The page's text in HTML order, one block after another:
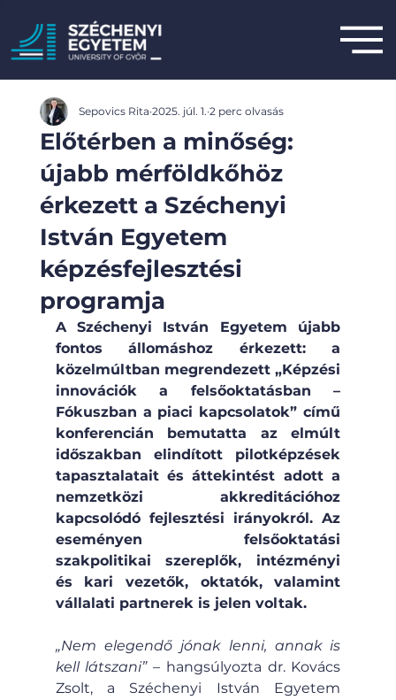
Előtérben a minőség:
újabb mérföldkőhöz
érkezett a Széchenyi
István Egyetem
képzésfejlesztési
programja
Sepovics Rita 2025. júl. 1. 2 perc olvasás
A Széchenyi István Egyetem újabb
fontos állomáshoz érkezett: a
közelmúltban megrendezett „Képzési
innovációk a felsőoktatásban –
Fókuszban a piaci kapcsolatok” című
konferencián bemutatta az elmúlt
időszakban elindított pilotképzések
tapasztalatait és áttekintést adott a
nemzetközi akkreditációhoz
kapcsolódó fejlesztési irányokról. Az
eseményen felsőoktatási
szakpolitikai szereplők, intézményi
és kari vezetők, oktatók, valamint
vállalati partnerek is jelen voltak.
„Nem elegendő jónak lenni, annak is
kell látszani” – hangsúlyozta dr. Kovács
Zsolt, a Széchenyi István Egyetem